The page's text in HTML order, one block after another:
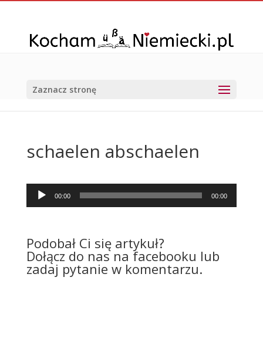
Zaznacz stronę
schaelen abschaelen
Odtwarzacz
plików
00:00 00:00
Podobał Ci się artykuł?
Dołącz do nas na facebooku lub
zadaj pytanie w komentarzu.